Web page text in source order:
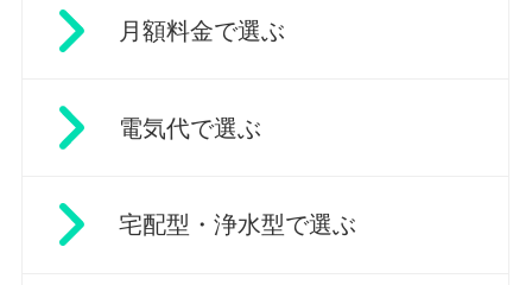
月額料金で選ぶ
電気代で選ぶ
宅配型・浄水型で選ぶ